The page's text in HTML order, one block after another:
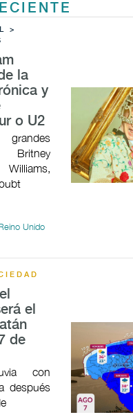
>
la
y
o U2
Britney
Unido
el
de
con
después